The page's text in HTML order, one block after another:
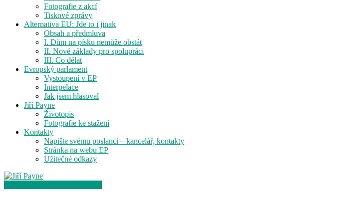
Fotografie z akcí
Tiskové zprávy
Alternativa EU: Jde to i jinak
Obsah a předmluva
I. Dům na písku nemůže obstát
II. Nové základy pro spolupráci
III. Co dělat
Evropský parlament
Vystoupení v EP
Interpelace
Jak jsem hlasoval
Jiří Payne
Životopis
Fotografie ke stažení
Kontakty
Napište svému poslanci – kancelář, kontakty
Stránka na webu EP
Užitečné odkazy